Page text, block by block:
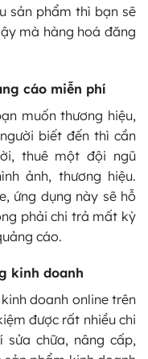
sản phẩm thì bạn sẽ
mà hàng hoá đăng
cáo miễn phí
muốn thương hiệu,
biết đến thì cần
thuê một đội ngũ
ảnh, thương hiệu.
ứng dụng này sẽ hỗ
phải chi trả mất kỳ
cáo.
kinh doanh
doanh online trên
được rất nhiều chi
sửa chữa, nâng cấp,